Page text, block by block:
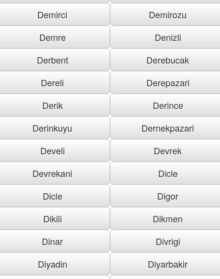
Demirci
Demirozu
Demre
Denizli
Derbent
Derebucak
Dereli
Derepazari
Derik
Derince
Derinkuyu
Dernekpazari
Develi
Devrek
Devrekani
Dicle
Dicle
Digor
Dikili
Dikmen
Dinar
Divrigi
Diyadin
Diyarbakir